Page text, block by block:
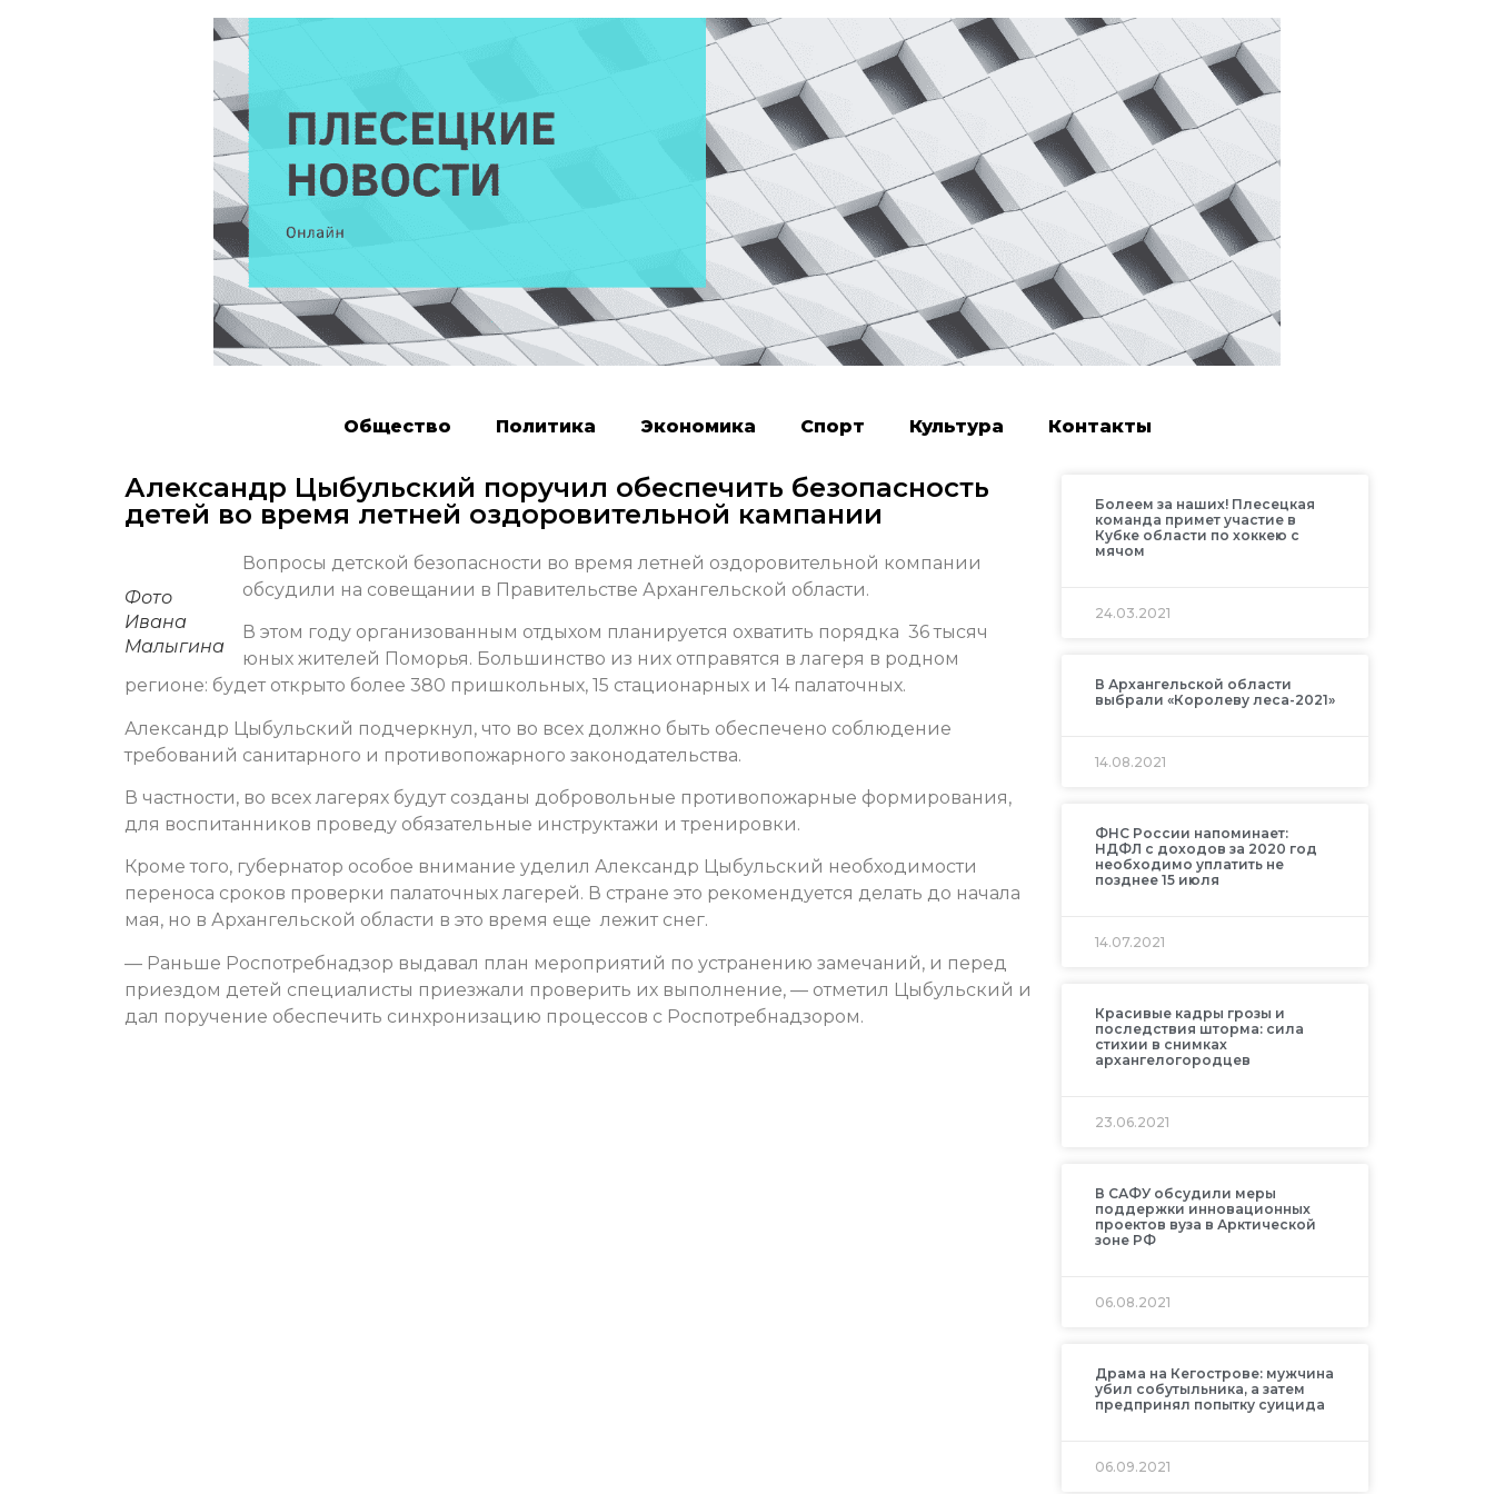
Общество Политика Экономика Спорт Культура Контакты
Александр Цыбульский поручил обеспечить безопасность
детей во время летней оздоровительной кампании
Фото
Ивана
Малыгина
Вопросы детской безопасности во время летней оздоровительной компании
обсудили на совещании в Правительстве Архангельской области.
В этом году организованным отдыхом планируется охватить порядка 36 тысяч
юных жителей Поморья. Большинство из них отправятся в лагеря в родном
регионе: будет открыто более 380 пришкольных, 15 стационарных и 14 палаточных.
Александр Цыбульский подчеркнул, что во всех должно быть обеспечено соблюдение
требований санитарного и противопожарного законодательства.
В частности, во всех лагерях будут созданы добровольные противопожарные формирования,
для воспитанников проведу обязательные инструктажи и тренировки.
Кроме того, губернатор особое внимание уделил Александр Цыбульский необходимости
переноса сроков проверки палаточных лагерей. В стране это рекомендуется делать до начала
мая, но в Архангельской области в это время еще лежит снег.
— Раньше Роспотребнадзор выдавал план мероприятий по устранению замечаний, и перед
приездом детей специалисты приезжали проверить их выполнение, — отметил Цыбульский и
дал поручение обеспечить синхронизацию процессов с Роспотребнадзором.
Болеем за наших! Плесецкая
команда примет участие в
Кубке области по хоккею с
мячом
24.03.2021
В Архангельской области
выбрали «Королеву леса-2021»
14.08.2021
ФНС России напоминает:
НДФЛ с доходов за 2020 год
необходимо уплатить не
позднее 15 июля
14.07.2021
Красивые кадры грозы и
последствия шторма: сила
стихии в снимках
архангелогородцев
23.06.2021
В САФУ обсудили меры
поддержки инновационных
проектов вуза в Арктической
зоне РФ
06.08.2021
Драма на Кегострове: мужчина
убил собутыльника, а затем
предпринял попытку суицида
06.09.2021